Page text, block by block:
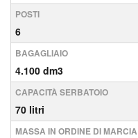
POSTI
6
BAGAGLIAIO
4.100 dm3
CAPACITÀ SERBATOIO
70 litri
MASSA IN ORDINE DI MARCIA